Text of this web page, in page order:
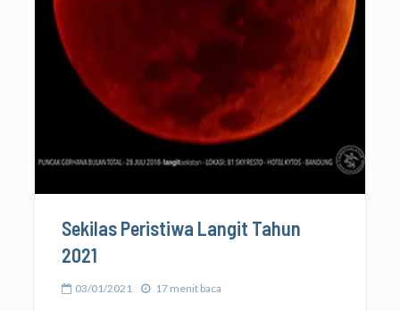
Sekilas Peristiwa Langit Tahun
2021
03/01/2021 17 menit baca